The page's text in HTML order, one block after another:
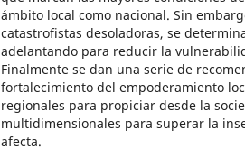
ámbito local como nacional. Sin
catastrofistas desoladoras, se
adelantando para reducir la
Finalmente se dan una serie de
fortalecimiento del empoderamiento
regionales para propiciar desde la
multidimensionales para superar la
afecta.